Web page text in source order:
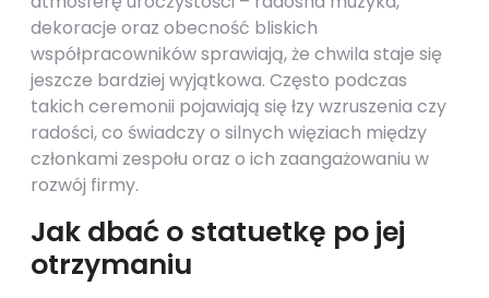
dekoracje oraz obecność bliskich
współpracowników sprawiają, że chwila staje się
jeszcze bardziej wyjątkowa. Często podczas
takich ceremonii pojawiają się łzy wzruszenia czy
radości, co świadczy o silnych więziach między
członkami zespołu oraz o ich zaangażowaniu w
rozwój firmy.
Jak dbać o statuetkę po jej
otrzymaniu